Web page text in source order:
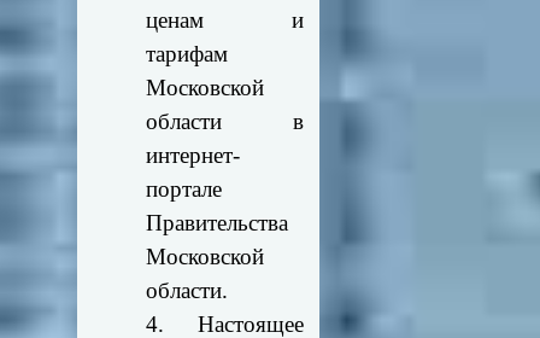
ценам и
тарифам
Московской
области в
интернет-
портале
Правительства
Московской
области.
4. Настоящее